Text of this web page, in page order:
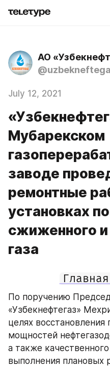
АО
July 12, 2021
Мубарекском
заводе
ремонтные
установках
сжиженного
газа
Главная
По поручению
«Узбекнефтегаз»
целях
мощностей
а также
выполнения плановых